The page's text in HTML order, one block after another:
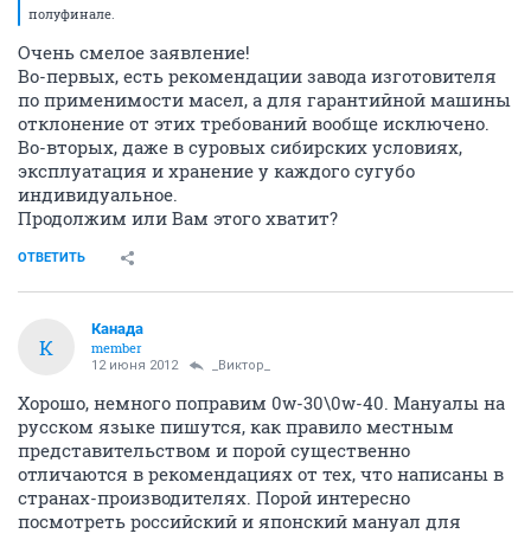
полуфинале.
Очень смелое заявление!
Во-первых, есть рекомендации завода изготовителя
по применимости масел, а для гарантийной машины
отклонение от этих требований вообще исключено.
Во-вторых, даже в суровых сибирских условиях,
эксплуатация и хранение у каждого сугубо
индивидуальное.
Продолжим или Вам этого хватит?
ОТВЕТИТЬ
К
Канада
member
12 июня 2012 _Виктор_
Хорошо, немного поправим 0w-30\0w-40. Мануалы на
русском языке пишутся, как правило местным
представительством и порой существенно
отличаются в рекомендациях от тех, что написаны в
странах-производителях. Порой интересно
посмотреть российский и японский мануал для